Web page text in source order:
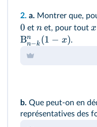
2. a. Montrer que,
0 et n et, pour tout x
Bn−k
n (1 − x).
b. Que peut‑on en
représentatives des